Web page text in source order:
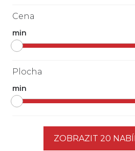
Cena
min
Plocha
min
ZOBRAZIT 20